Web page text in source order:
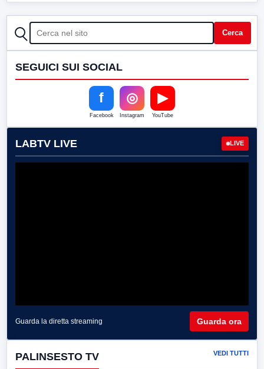
CERCA Cerca
SEGUICI SUI SOCIAL
f
Facebook
◎
Instagram
▶
YouTube
LABTV LIVE LIVE
Guarda la diretta streaming Guarda ora
PALINSESTO TV VEDI TUTTI